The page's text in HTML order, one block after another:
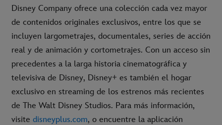
Disney Company ofrece una colección cada vez mayor
de contenidos originales exclusivos, entre los que se
incluyen largometrajes, documentales, series de acción
real y de animación y cortometrajes. Con un acceso sin
precedentes a la larga historia cinematográfica y
televisiva de Disney, Disney+ es también el hogar
exclusivo en streaming de los estrenos más recientes
de The Walt Disney Studios. Para más información,
visite disneyplus.com, o encuentre la aplicación